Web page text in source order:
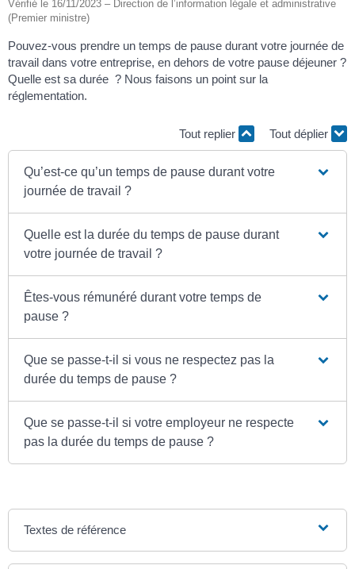
Vérifié le 16/11/2023 – Direction de l’information légale et administrative
(Premier ministre)
Pouvez-vous prendre un temps de pause durant votre journée de
travail dans votre entreprise, en dehors de votre pause déjeuner ?
Quelle est sa durée ? Nous faisons un point sur la
réglementation.
Tout replier Tout déplier
Qu’est-ce qu’un temps de pause durant votre
journée de travail ?
Quelle est la durée du temps de pause durant
votre journée de travail ?
Êtes-vous rémunéré durant votre temps de
pause ?
Que se passe-t-il si vous ne respectez pas la
durée du temps de pause ?
Que se passe-t-il si votre employeur ne respecte
pas la durée du temps de pause ?
Textes de référence